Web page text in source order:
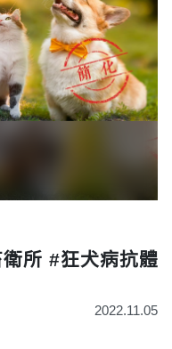
所 #狂犬病抗體
2022.11.05